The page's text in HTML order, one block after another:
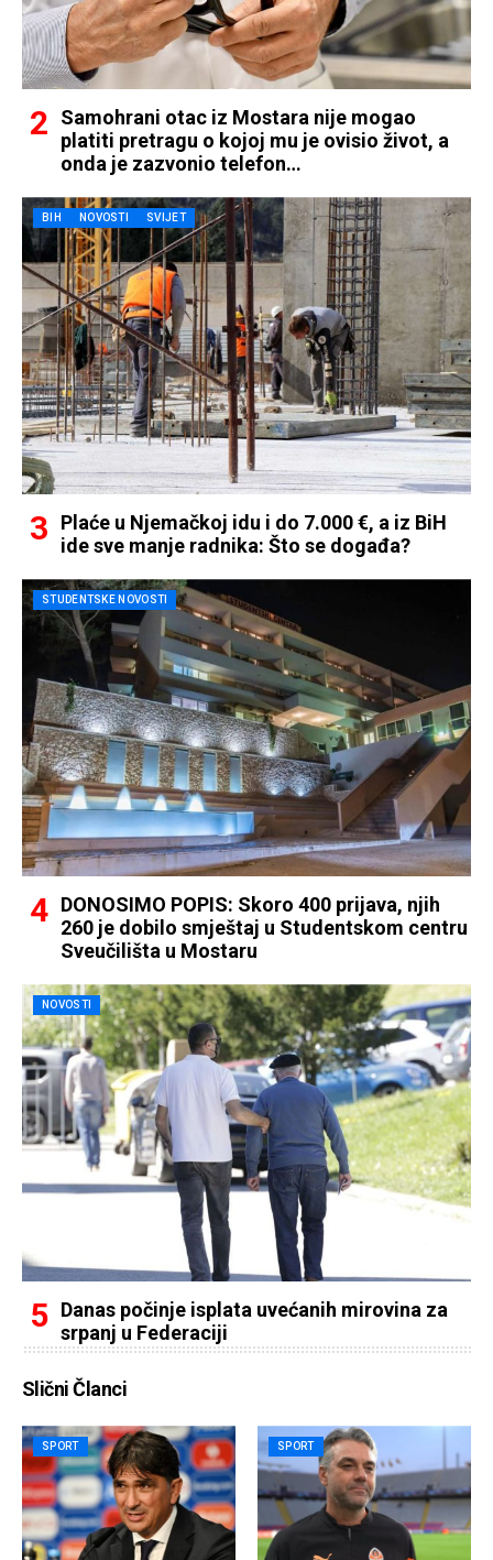
Samohrani otac iz Mostara nije mogao
platiti pretragu o kojoj mu je ovisio život, a
onda je zazvonio telefon…
BIH NOVOSTI SVIJET
Plaće u Njemačkoj idu i do 7.000 €, a iz BiH
ide sve manje radnika: Što se događa?
STUDENTSKE NOVOSTI
DONOSIMO POPIS: Skoro 400 prijava, njih
260 je dobilo smještaj u Studentskom centru
Sveučilišta u Mostaru
NOVOSTI
Danas počinje isplata uvećanih mirovina za
srpanj u Federaciji
Slični Članci
SPORT SPORT